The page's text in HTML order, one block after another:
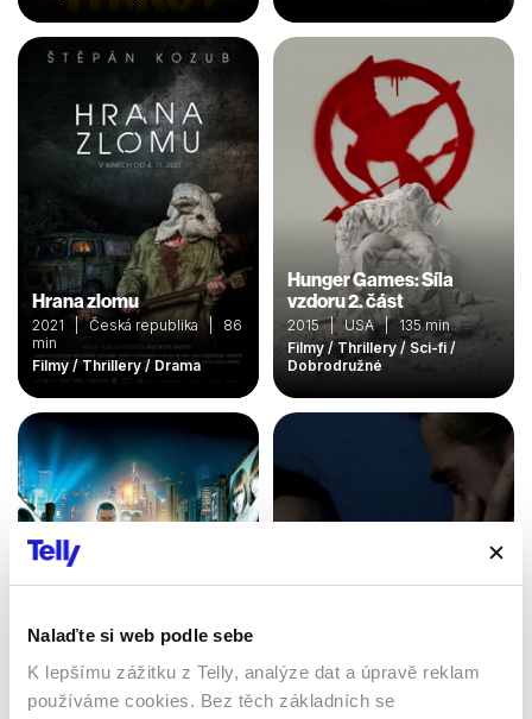
Nalaďte si web podle sebe
K lepšímu zážitku z Telly, analýze dat a úpravě reklam
používáme cookies. Bez těch základních se
Hrana zlomu
2021 | Česká republika | 86
min
Filmy / Thrillery / Drama
Hunger Games: Síla
vzdoru 2. část
2015 | USA | 135 min
Filmy / Thrillery / Sci-fi /
Dobrodružné
Vyměřený čas
Miami Vice
2006 | USA, Německo |